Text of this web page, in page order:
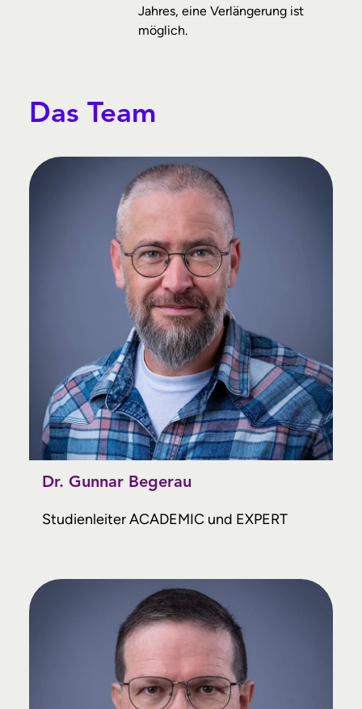
Jahres, eine Verlängerung ist
möglich.
Das Team
Dr. Gunnar Begerau
Studienleiter ACADEMIC und EXPERT